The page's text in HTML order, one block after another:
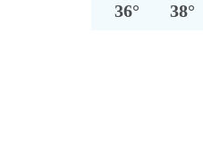
36° 38°